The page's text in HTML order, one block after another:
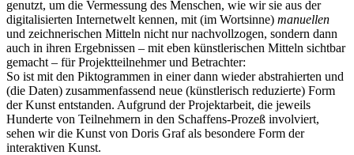
genutzt, um die Vermessung des Menschen, wie wir sie aus der
digitalisierten Internetwelt kennen, mit (im Wortsinne) manuellen
und zeichnerischen Mitteln nicht nur nachvollzogen, sondern dann
auch in ihren Ergebnissen – mit eben künstlerischen Mitteln sichtbar
gemacht – für Projektteilnehmer und Betrachter:
So ist mit den Piktogrammen in einer dann wieder abstrahierten und
(die Daten) zusammenfassend neue (künstlerisch reduzierte) Form
der Kunst entstanden. Aufgrund der Projektarbeit, die jeweils
Hunderte von Teilnehmern in den Schaffens-Prozeß involviert,
sehen wir die Kunst von Doris Graf als besondere Form der
interaktiven Kunst.